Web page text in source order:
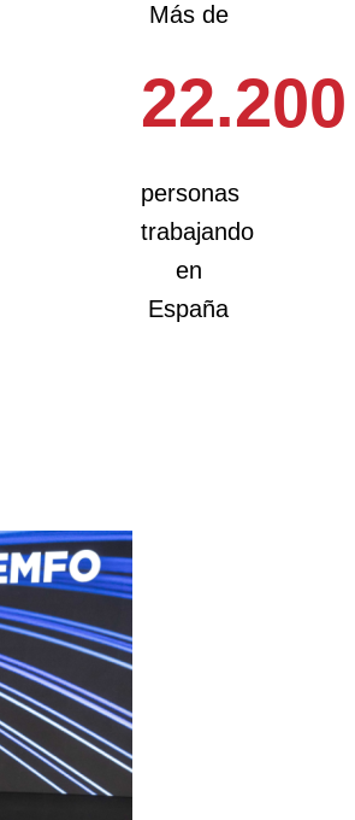
Más de
22.200
personas
trabajando
en
España